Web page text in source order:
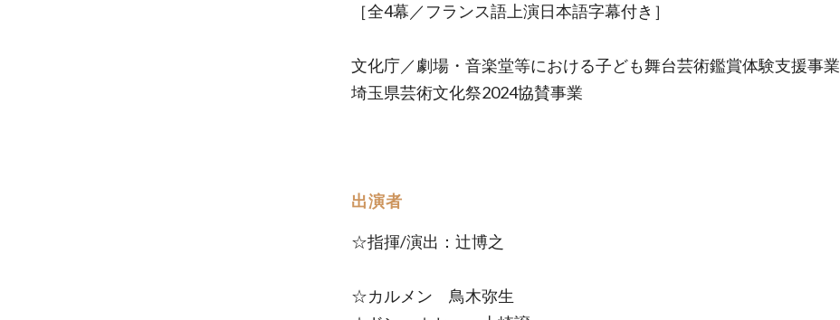
［全4幕／フランス語上演日本語字幕付き］
文化庁／劇場・音楽堂等における子ども舞台芸術鑑賞体験支援事業
埼玉県芸術文化祭2024協賛事業
出演者
☆指揮/演出：辻博之
☆カルメン 鳥木弥生